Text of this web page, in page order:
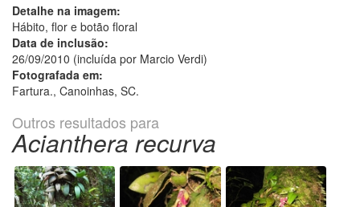
Detalhe na imagem:
Hábito, flor e botão floral
Data de inclusão:
26/09/2010 (incluída por Marcio Verdi)
Fotografada em:
Fartura., Canoinhas, SC.
Outros resultados para
Acianthera recurva